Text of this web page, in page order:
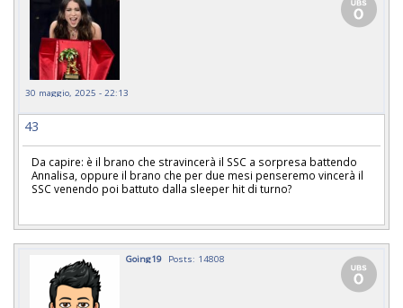
30 maggio, 2025 - 22:13
43
Da capire: è il brano che stravincerà il SSC a sorpresa battendo
Annalisa, oppure il brano che per due mesi penseremo vincerà il
SSC venendo poi battuto dalla sleeper hit di turno?
Going19 Posts: 14808